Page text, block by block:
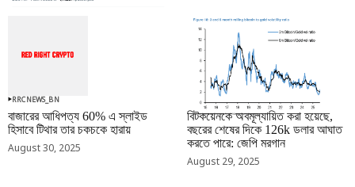
RRCNEWS_BN
বাজারের আধিপত্য 60% এ স্লাইড
হিসাবে টিথার তার চকচকে হারায়
August 30, 2025
RRCNEWS_BN
বিটকয়েনকে অবমূল্যায়িত করা হয়েছে,
বছরের শেষের দিকে 126k ডলার আঘাত
করতে পারে: জেপি মরগান
August 29, 2025